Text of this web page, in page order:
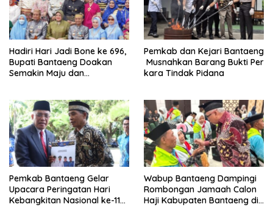
Hadiri Hari Jadi Bone ke 696,
Bupati Bantaeng Doakan
Semakin Maju dan
Pemkab dan Kejari Bantaeng
Musnahkan Barang Bukti Per
kara Tindak Pidana
Pemkab Bantaeng Gelar
Upacara Peringatan Hari
Kebangkitan Nasional ke-118
Wabup Bantaeng Dampingi
Rombongan Jamaah Calon
Haji Kabupaten Bantaeng di